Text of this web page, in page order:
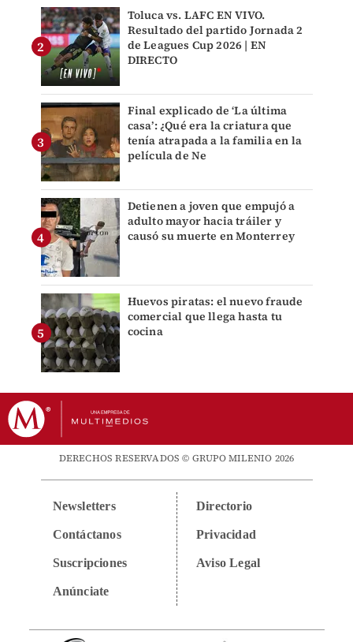
Toluca vs. LAFC EN VIVO.
Resultado del partido Jornada 2
de Leagues Cup 2026 | EN
DIRECTO
Final explicado de ‘La última
casa’: ¿Qué era la criatura que
tenía atrapada a la familia en la
película de Ne
Detienen a joven que empujó a
adulto mayor hacia tráiler y
causó su muerte en Monterrey
Huevos piratas: el nuevo fraude
comercial que llega hasta tu
cocina
DERECHOS RESERVADOS © GRUPO MILENIO 2026
Newsletters
Contáctanos
Suscripciones
Anúnciate
Directorio
Privacidad
Aviso Legal